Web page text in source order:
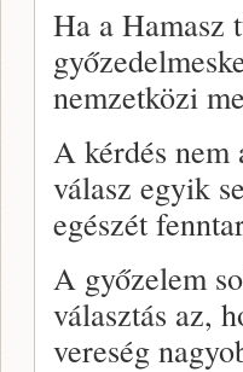
Ha a Hamasz
nemzetközi
A kérdés
válasz egyik
egészét
A győzelem
választás az,
vereség